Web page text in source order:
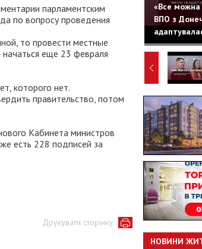
парламентским
по вопросу проведения
то провести местные
еще 23 февраля
которого нет.
правительство, потом
Кабинета министров
есть 228 подписей за
Друкувати сторінку
«Все можна
ВПО з
НОВИНИ